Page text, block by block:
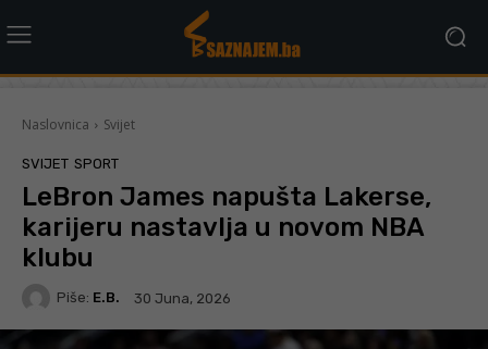
Naslovnica Svijet
SVIJET SPORT
LeBron James napušta Lakerse,
karijeru nastavlja u novom NBA
klubu
Piše: E.B. 30 Juna, 2026